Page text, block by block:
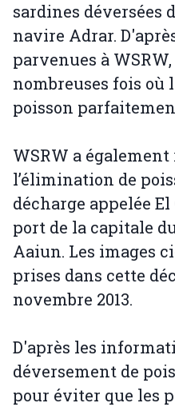
sardines déversées
navire Adrar.
parvenues à WSRW,
nombreuses fois
poisson
WSRW a
l’élimination de
décharge appelée
port de la capitale
Aaiun. Les images
prises dans cette
novembre 2013.
D'après les
déversement de
pour éviter que les